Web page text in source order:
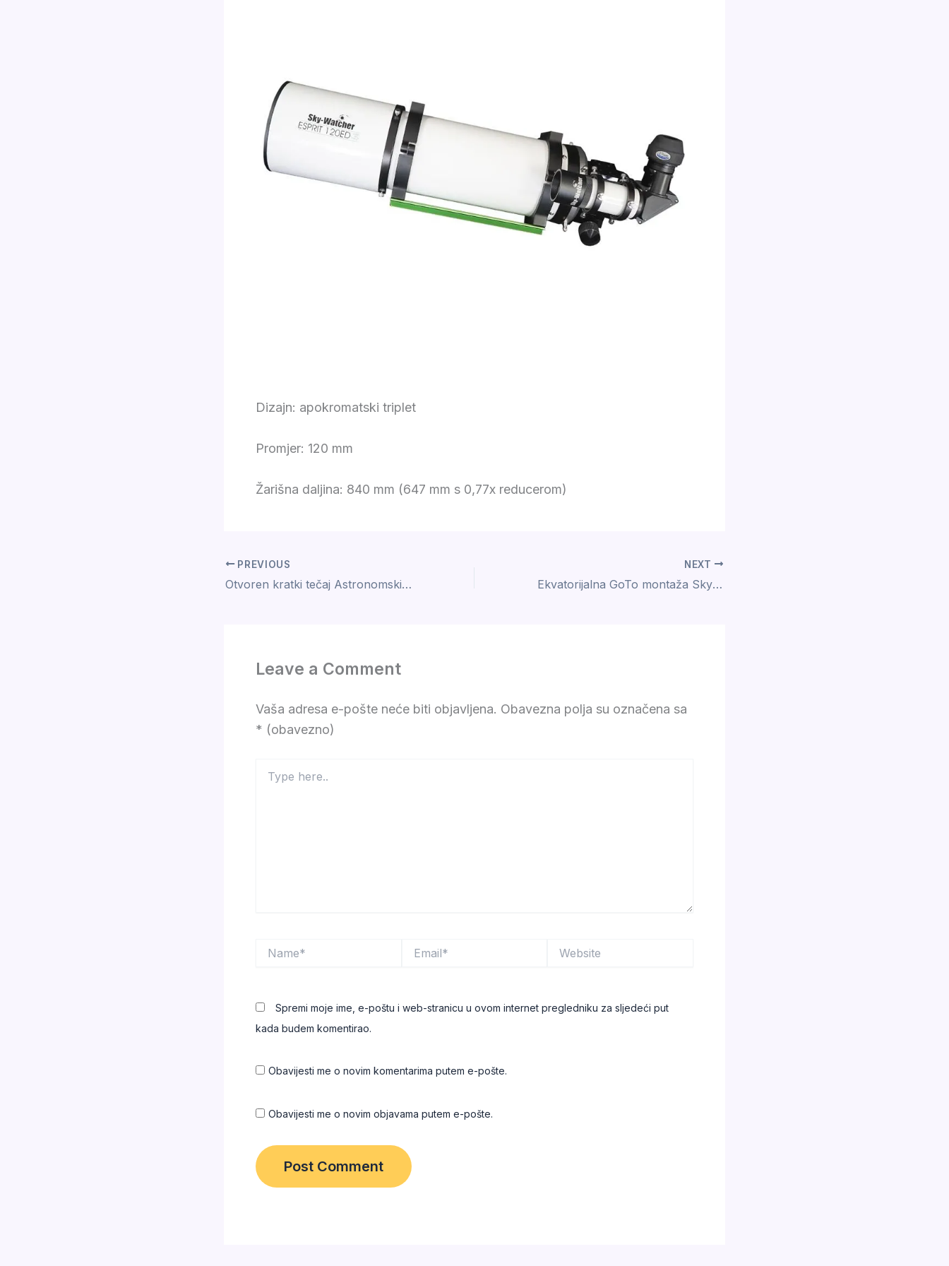
Dizajn: apokromatski triplet
Promjer: 120 mm
Žarišna daljina: 840 mm (647 mm s 0,77x reducerom)
PREVIOUS
Otvoren kratki tečaj Astronomski instrumenti
NEXT
Ekvatorijalna GoTo montaža Skywatcher Wave 150i
Leave a Comment
Vaša adresa e-pošte neće biti objavljena. Obavezna polja su označena sa
* (obavezno)
here..
Spremi moje ime, e-poštu i web-stranicu u ovom internet pregledniku za sljedeći put
kada budem komentirao.
Obavijesti me o novim komentarima putem e-pošte.
Obavijesti me o novim objavama putem e-pošte.